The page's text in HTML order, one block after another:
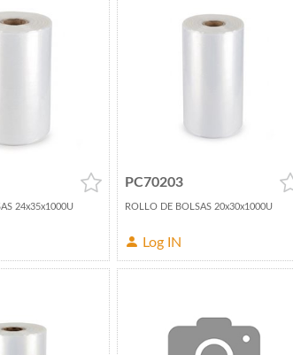
24x35x1000U
PC70203
ROLLO DE BOLSAS 20x30x1000U
Log IN